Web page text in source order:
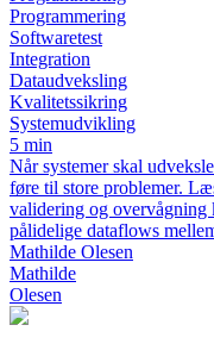
Programmering
Softwaretest
Integration
Dataudveksling
Kvalitetssikring
Systemudvikling
5 min
Når systemer skal
føre til store problemer.
validering og overvågning
pålidelige dataflows
Mathilde Olesen
Mathilde
Olesen